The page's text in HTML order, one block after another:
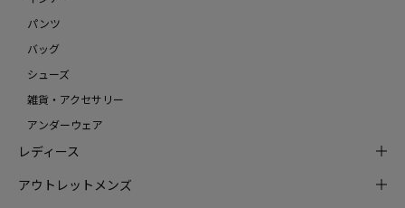
パンツ
バッグ
シューズ
雑貨・アクセサリー
アンダーウェア
レディース
アウトレットメンズ